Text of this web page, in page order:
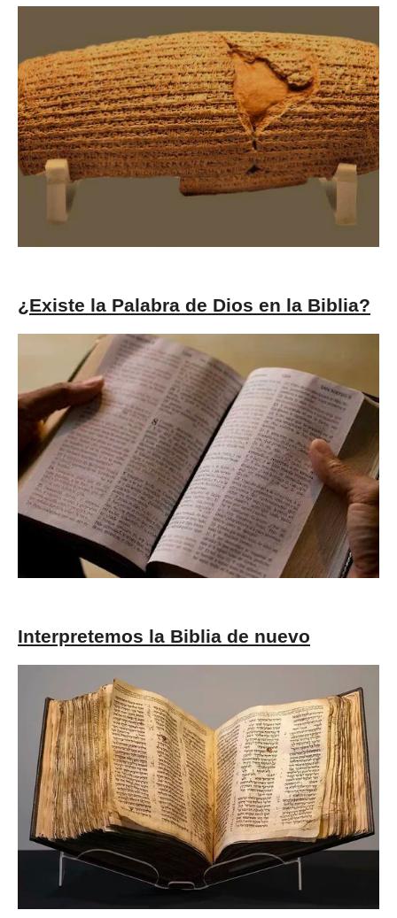
¿Existe la Palabra de Dios en la Biblia?
Interpretemos la Biblia de nuevo